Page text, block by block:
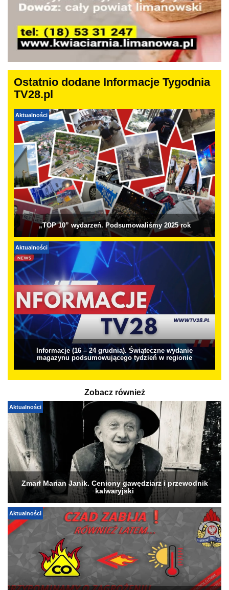
Ostatnio dodane Informacje Tygodnia
TV28.pl
Aktualności
„TOP 10” wydarzeń. Podsumowaliśmy 2025 rok
Aktualności
Informacje (16 – 24 grudnia). Świąteczne wydanie
magazynu podsumowującego tydzień w regionie
Zobacz również
Aktualności
Zmarł Marian Janik. Ceniony gawędziarz i przewodnik
kalwaryjski
Aktualności